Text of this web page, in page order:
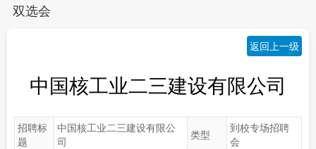
双选会
返回上一级
中国核工业二三建设有限公司
招聘标
题
中国核工业二三建设有限公
司
类型
到校专场招聘
会